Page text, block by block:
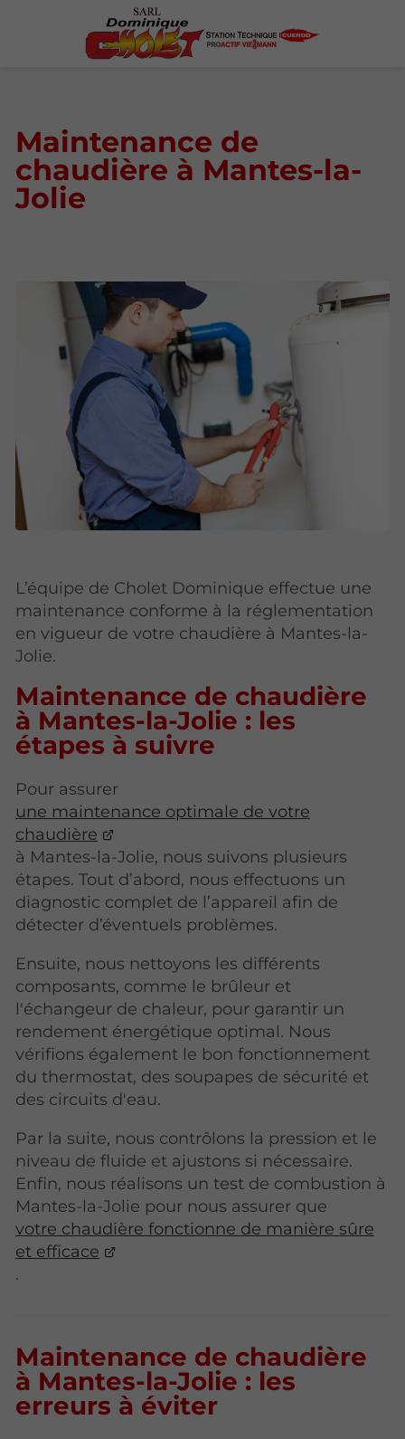
Maintenance de
chaudière à Mantes-la-
Jolie
L’équipe de Cholet Dominique effectue une
maintenance conforme à la réglementation
en vigueur de votre chaudière à Mantes-la-
Jolie.
Maintenance de chaudière
à Mantes-la-Jolie : les
étapes à suivre
Pour assurer
une maintenance optimale de votre
chaudière
à Mantes-la-Jolie, nous suivons plusieurs
étapes. Tout d’abord, nous effectuons un
diagnostic complet de l’appareil afin de
détecter d’éventuels problèmes.
Ensuite, nous nettoyons les différents
composants, comme le brûleur et
l'échangeur de chaleur, pour garantir un
rendement énergétique optimal. Nous
vérifions également le bon fonctionnement
du thermostat, des soupapes de sécurité et
des circuits d'eau.
Par la suite, nous contrôlons la pression et le
niveau de fluide et ajustons si nécessaire.
Enfin, nous réalisons un test de combustion à
Mantes-la-Jolie pour nous assurer que
votre chaudière fonctionne de manière sûre
et efficace
.
Maintenance de chaudière
à Mantes-la-Jolie : les
erreurs à éviter